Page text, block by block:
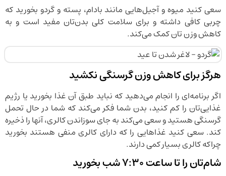
سعی کنید میوه و آجیل‌هایی مانند بادام، پسته و گردو بخورید که
چربی کافی داشته و برای سلامت کلی بدن‌تان مفید است و به
کاهش وزن تان کمک می‌کند.
هرگز برای کاهش وزن گرسنگی نکشید
اگر برنامه‌ای را انجام می‌دهید که نباید طبق آن غذا بخورید یا رژیم
غذایی‌تان را کم کنید، بدن شما فکر می‌کند که شما در حال تحمل
گرسنگی هستید و سعی می‌کند به جای سوزاندن کالری، آنها را ذخیره
کند. سعی کنید غذاهایی را که دارای کالری منفی هستند بخورید
چرا‌که کالری بسیار کمی دارند.
شام‌تان را تا ساعت ۷:۳۰‌ شب بخورید